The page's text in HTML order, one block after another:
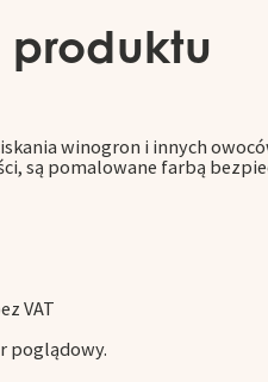
produktu
winogron i innych
są pomalowane farbą
VAT
poglądowy.